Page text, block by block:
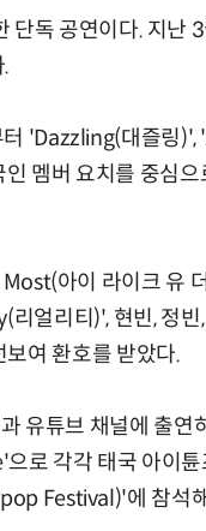
단독 공연이다. 지난
'Dazzling(대즐링
멤버 요치를 중심
아이 라이크 유
얼리티)', 현빈, 정빈
여 환호를 받았다.
유튜브 채널에 출연
로 각각 태국 아이튠
Festival)'에 참석